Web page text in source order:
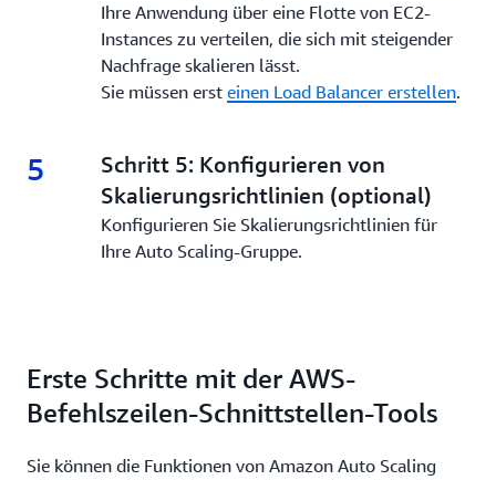
Ihre Anwendung über eine Flotte von EC2-
Instances zu verteilen, die sich mit steigender
Nachfrage skalieren lässt.
Sie müssen erst einen Load Balancer erstellen.
5 5.
Schritt 5: Konfigurieren von
Skalierungsrichtlinien (optional)
Konfigurieren Sie Skalierungsrichtlinien für
Ihre Auto Scaling-Gruppe.
Erste Schritte mit der AWS-
Befehlszeilen-Schnittstellen-Tools
Sie können die Funktionen von Amazon Auto Scaling